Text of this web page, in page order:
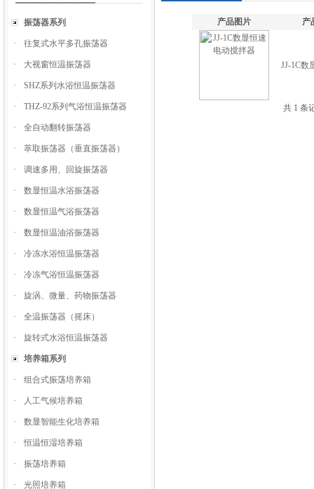
振荡器系列
· 往复式水平多孔振荡器
· 大视窗恒温振荡器
· SHZ系列水浴恒温振荡器
· THZ-92系列气浴恒温振荡器
· 全自动翻转振荡器
· 萃取振荡器（垂直振荡器）
· 调速多用、回旋振荡器
· 数显恒温水浴振荡器
· 数显恒温气浴振荡器
· 数显恒温油浴振荡器
· 冷冻水浴恒温振荡器
· 冷冻气浴恒温振荡器
· 旋涡、微量、药物振荡器
· 全温振荡器（摇床）
· 旋转式水浴恒温振荡器
培养箱系列
· 组合式振荡培养箱
· 人工气候培养箱
· 数显智能生化培养箱
· 恒温恒湿培养箱
· 振荡培养箱
· 光照培养箱
产品图片 产
JJ-1C数
共 1 条